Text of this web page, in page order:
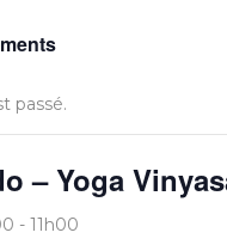
passé.
– Yoga
- 11h00